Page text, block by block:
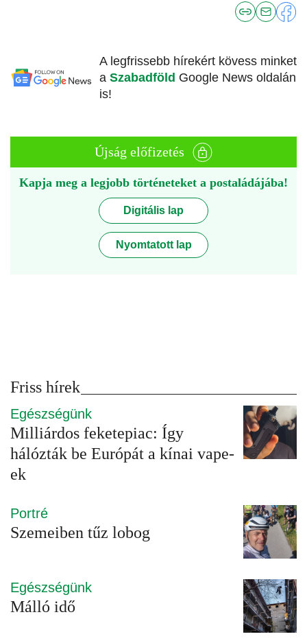
A legfrissebb hírekért kövess minket
a Szabadföld Google News oldalán
is!
Újság előfizetés
Kapja meg a legjobb történeteket a postaládájába!
Digitális lap
Nyomtatott lap
Friss hírek
Egészségünk
Milliárdos feketepiac: Így
hálózták be Európát a kínai vape-
ek
Portré
Szemeiben tűz lobog
Egészségünk
Málló idő